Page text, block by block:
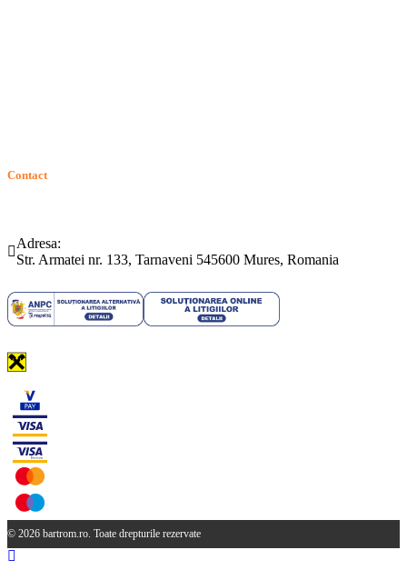
Contact
Adresa:
Str. Armatei nr. 133, Tarnaveni 545600 Mures, Romania
© 2026 bartrom.ro. Toate drepturile rezervate